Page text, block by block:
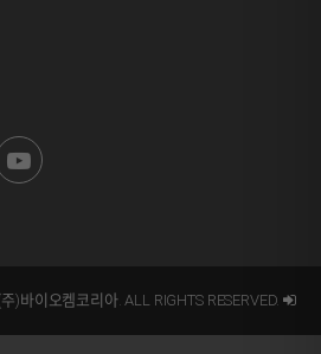
)바이오켐코리아. ALL RIGHTS RESERVED.